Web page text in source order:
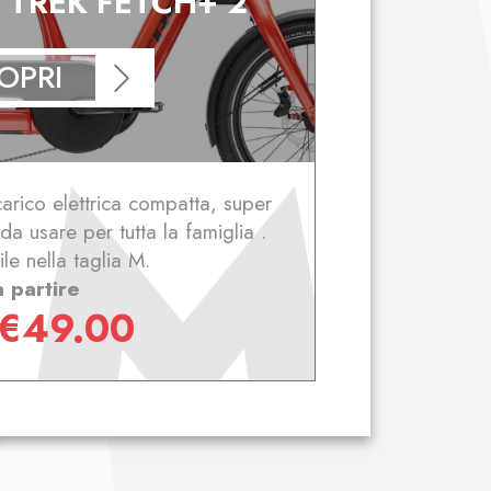
elettrica compatta, super
usare per tutta la famiglia .
nella taglia M.
partire
49.00